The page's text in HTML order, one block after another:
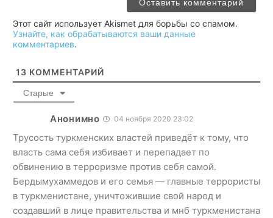
Этот сайт использует Akismet для борьбы со спамом.
Узнайте, как обрабатываются ваши данные
комментариев.
13 КОММЕНТАРИЙ
Старые
Анонимно 04 ноября 2020 23:02
Трусость туркменских властей приведёт к тому, что
власть сама себя избивает и перепадает по
обвинению в терроризме против себя самой.
Бердымухаммедов и его семья — главные террористы
в туркменистане, уничтожившие свой народ и
создавший в лице правительства и мнб туркменистана